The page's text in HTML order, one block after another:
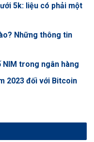
5k: liệu có phải một
Những thông tin
NIM trong ngân hàng
2023 đối với Bitcoin